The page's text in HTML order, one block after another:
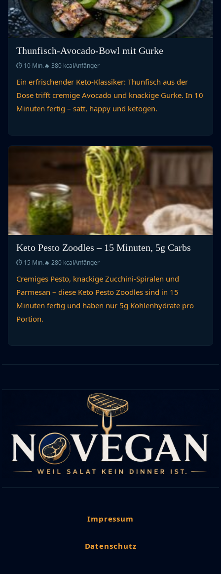
Thunfisch-Avocado-Bowl mit Gurke
⏱ 10 Min.🔥 380 kcalAnfänger
Ein erfrischender Keto-Klassiker: Thunfisch aus der
Dose trifft cremige Avocado und knackige Gurke. In 10
Minuten fertig – satt, happy und ketogen.
Keto Pesto Zoodles – 15 Minuten, 5g Carbs
⏱ 15 Min.🔥 280 kcalAnfänger
Cremiges Pesto, knackige Zucchini-Spiralen und
Parmesan – diese Keto Pesto Zoodles sind in 15
Minuten fertig und haben nur 5g Kohlenhydrate pro
Portion.
Impressum
Datenschutz